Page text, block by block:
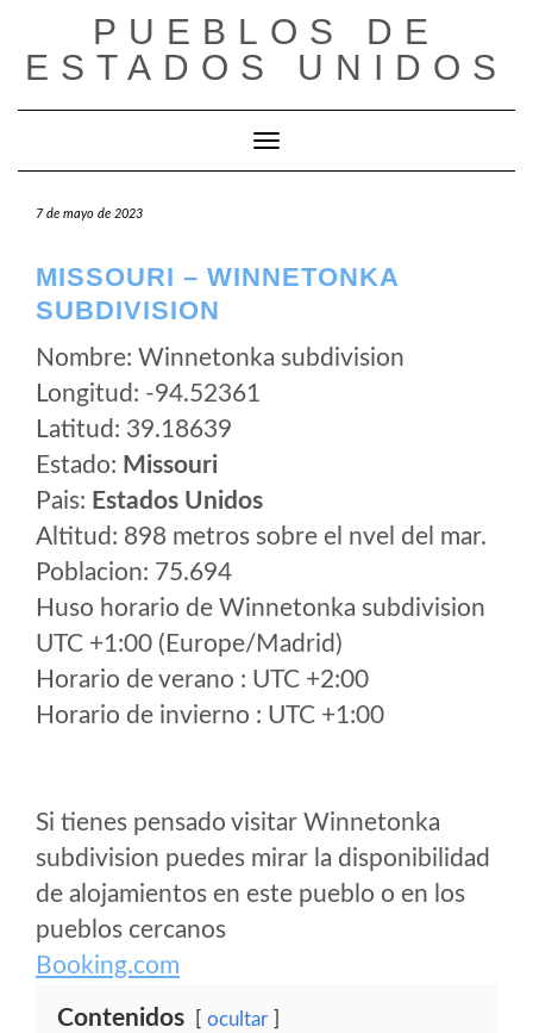
contenido
PUEBLOS DE
ESTADOS UNIDOS
Cambiar modo de navegación
7 de mayo de 2023
MISSOURI – WINNETONKA
SUBDIVISION
Nombre: Winnetonka subdivision
Longitud: -94.52361
Latitud: 39.18639
Estado: Missouri
Pais: Estados Unidos
Altitud: 898 metros sobre el nvel del mar.
Poblacion: 75.694
Huso horario de Winnetonka subdivision
UTC +1:00 (Europe/Madrid)
Horario de verano : UTC +2:00
Horario de invierno : UTC +1:00
Si tienes pensado visitar Winnetonka
subdivision puedes mirar la disponibilidad
de alojamientos en este pueblo o en los
pueblos cercanos
Booking.com
Contenidos ocultar